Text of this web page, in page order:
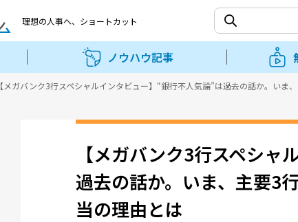
理想の人事へ、 ショートカット
ノウハウ記事
【メガバンク3行スペシャルインタビュー】“銀行不人気論”は過去の話か。い
【メガバンク3行スペシャ
過去の話か。いま、主要3
当の理由とは